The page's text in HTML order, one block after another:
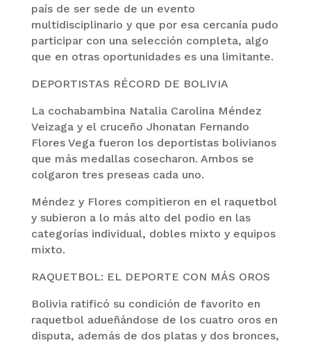
país de ser sede de un evento
multidisciplinario y que por esa cercanía pudo
participar con una selección completa, algo
que en otras oportunidades es una limitante.
DEPORTISTAS RÉCORD DE BOLIVIA
La cochabambina Natalia Carolina Méndez
Veizaga y el cruceño Jhonatan Fernando
Flores Vega fueron los deportistas bolivianos
que más medallas cosecharon. Ambos se
colgaron tres preseas cada uno.
Méndez y Flores compitieron en el raquetbol
y subieron a lo más alto del podio en las
categorías individual, dobles mixto y equipos
mixto.
RAQUETBOL: EL DEPORTE CON MÁS OROS
Bolivia ratificó su condición de favorito en
raquetbol adueñándose de los cuatro oros en
disputa, además de dos platas y dos bronces,